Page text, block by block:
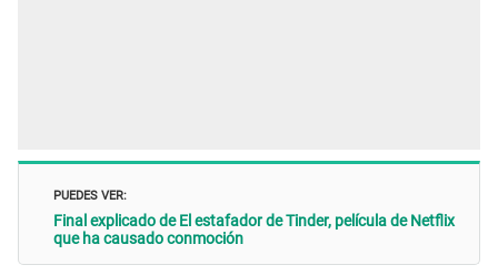
PUEDES VER:
Final explicado de El estafador de Tinder, película de Netflix
que ha causado conmoción